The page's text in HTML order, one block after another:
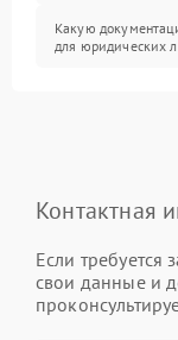
Какую
для юридических
Контактная
Если требуется
свои данные и